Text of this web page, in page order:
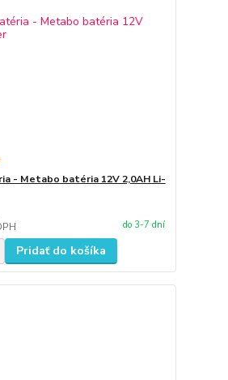
- Metabo batéria 12V 2,0AH Li-
do 3-7 dní
Pridať do košíka